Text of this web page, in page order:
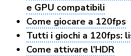
e GPU compatibili
Come giocare a 120fps
Tutti i giochi a 120fps:
Come attivare l’HDR